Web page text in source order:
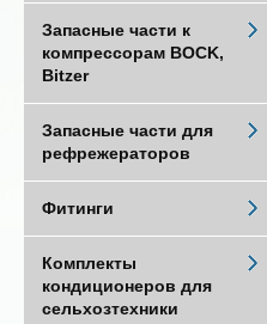
Запасные части к
компрессорам BOCK,
Bitzer
Запасные части для
рефрежераторов
Фитинги
Комплекты
кондиционеров для
сельхозтехники